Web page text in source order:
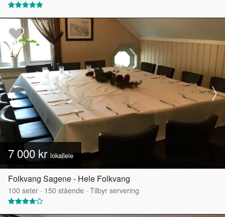
7 000 kr lokalleie
Folkvang Sagene - Hele Folkvang
100seter · 150stående · Tilbyr servering